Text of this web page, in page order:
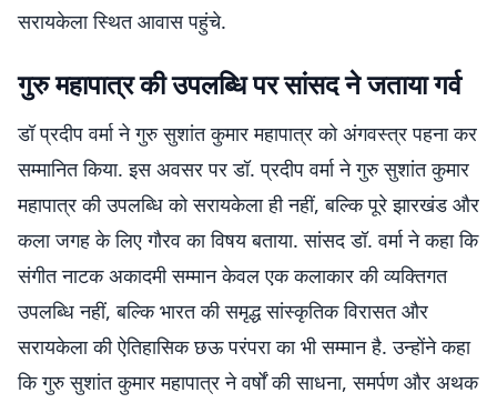
सरायकेला स्थित आवास पहुंचे.
गुरु महापात्र की उपलब्धि पर सांसद ने जताया गर्व
डॉ प्रदीप वर्मा ने गुरु सुशांत कुमार महापात्र को अंगवस्त्र पहना कर
सम्मानित किया. इस अवसर पर डॉ. प्रदीप वर्मा ने गुरु सुशांत कुमार
महापात्र की उपलब्धि को सरायकेला ही नहीं, बल्कि पूरे झारखंड और
कला जगह के लिए गौरव का विषय बताया. सांसद डॉ. वर्मा ने कहा कि
संगीत नाटक अकादमी सम्मान केवल एक कलाकार की व्यक्तिगत
उपलब्धि नहीं, बल्कि भारत की समृद्ध सांस्कृतिक विरासत और
सरायकेला की ऐतिहासिक छऊ परंपरा का भी सम्मान है. उन्होंने कहा
कि गुरु सुशांत कुमार महापात्र ने वर्षों की साधना, समर्पण और अथक